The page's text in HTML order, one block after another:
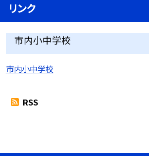
リンク
市内小中学校
市内小中学校
RSS